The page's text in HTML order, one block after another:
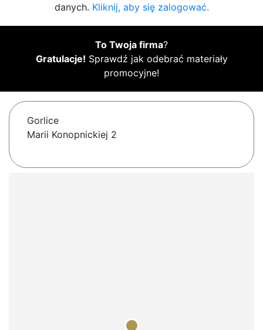
danych. Kliknij, aby się zalogować.
To Twoja firma?
Gratulacje! Sprawdź jak odebrać materiały
promocyjne!
Gorlice
Marii Konopnickiej 2